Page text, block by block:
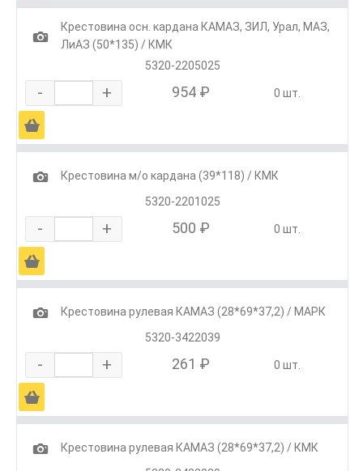
1
Крестовина осн. кардана КАМАЗ, ЗИЛ, Урал, МАЗ,
ЛиАЗ (50*135) / КМК
5320-2205025
- + 954 ₽ 0 шт.
Ä
1
Крестовина м/о кардана (39*118) / КМК
5320-2201025
- + 500 ₽ 0 шт.
Ä
1
Крестовина рулевая КАМАЗ (28*69*37,2) / МАРК
5320-3422039
- + 261 ₽ 0 шт.
Ä
1
Крестовина рулевая КАМАЗ (28*69*37,2) / КМК